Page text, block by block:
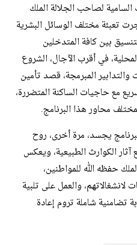
لصاحب الجلالة الملك
تعبئة مختلف الوسائل البشرية
بين كافة المتدخلين
في أقرب الآجال، الشروع
المبرمجة، قصد تأمين
مع حاجيات الساكنة المتضررة،
محاور هذا البرنامج.
يجسد، مرة أخرى، روح
آثار الكوارث الطبيعية، ويعكس
حفظه الله للمواطنين،
والعمل على تلبية
تضامنية شاملة تروم إعادة